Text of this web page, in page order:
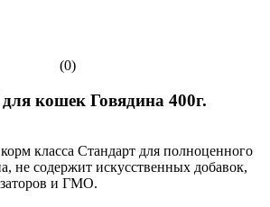
(0)
кошек Говядина 400г.
класса Стандарт для полноценного
не содержит искусственных добавок,
и ГМО.